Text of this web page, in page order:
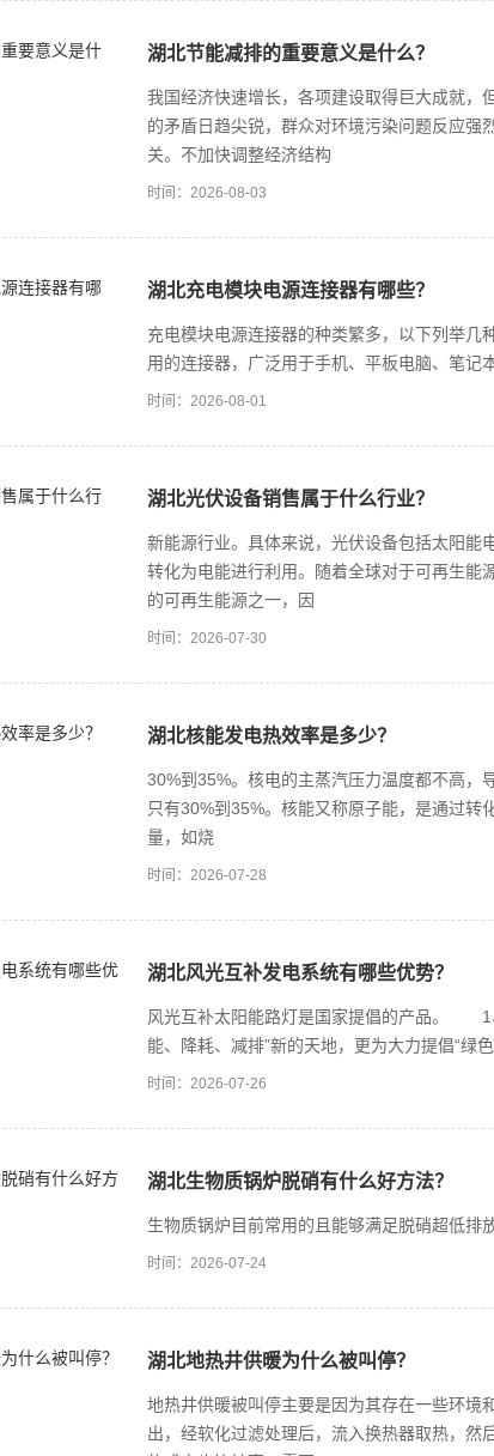
湖北节能减排的重要意义是什么？
我国经济快速增长，各项建设取得巨大成就，
的矛盾日趋尖锐，群众对环境污染问题反应
关。不加快调整经济结构
时间：2026-08-03
湖北充电模块电源连接器有哪些？
充电模块电源连接器的种类繁多，以下列举
用的连接器，广泛用于手机、平板电脑、笔
时间：2026-08-01
湖北光伏设备销售属于什么行业？
新能源行业。具体来说，光伏设备包括太阳能
转化为电能进行利用。随着全球对于可再生能
的可再生能源之一，因
时间：2026-07-30
湖北核能发电热效率是多少？
30%到35%。核电的主蒸汽压力温度都不高，
只有30%到35%。核能又称原子能，是通过
量，如烧
时间：2026-07-28
湖北风光互补发电系统有哪些优势？
风光互补太阳能路灯是国家提倡的产品。 1
能、降耗、减排”新的天地，更为大力提倡“绿
时间：2026-07-26
湖北生物质锅炉脱硝有什么好方法？
生物质锅炉目前常用的且能够满足脱硝超低排
时间：2026-07-24
湖北地热井供暖为什么被叫停？
地热井供暖被叫停主要是因为其存在一些环
出，经软化过滤处理后，流入换热器取热，然